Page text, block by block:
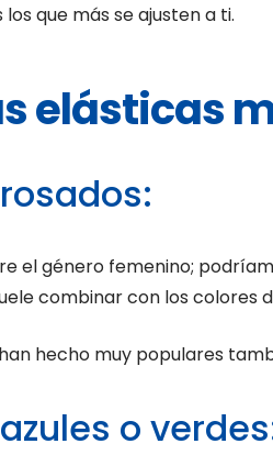
que más se ajusten a ti.
elásticas
el género femenino;
combinar con los colores
han hecho muy populares
o